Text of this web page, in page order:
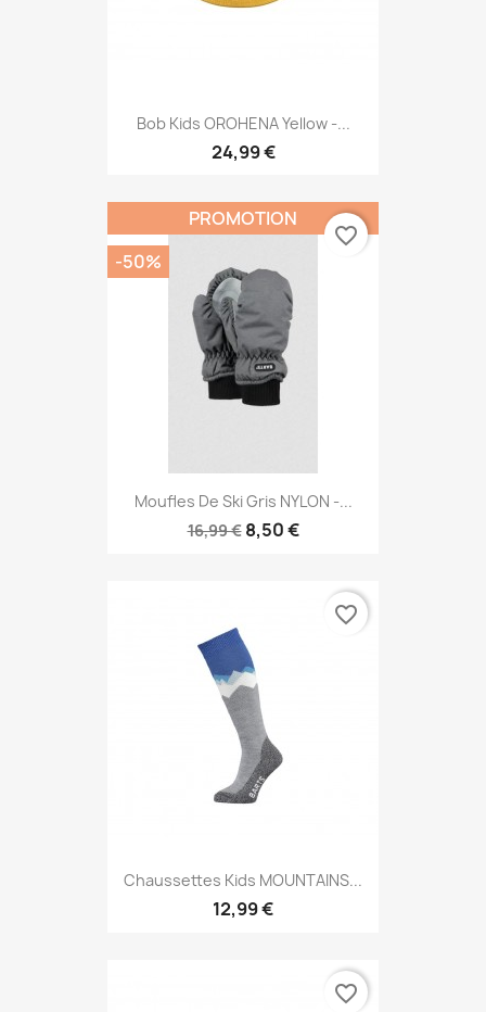
Bob Kids OROHENA Yellow -...
24,99 €
Moufles De Ski Gris NYLON -...
16,99 € 8,50 €
PROMOTION
-50%
favorite_border
Chaussettes Kids MOUNTAINS...
12,99 €
favorite_border
favorite_border